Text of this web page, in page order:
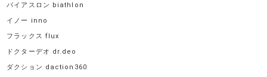
バイアスロン biathlon
イノー inno
フラックス flux
ドクターデオ dr.deo
ダクション daction360